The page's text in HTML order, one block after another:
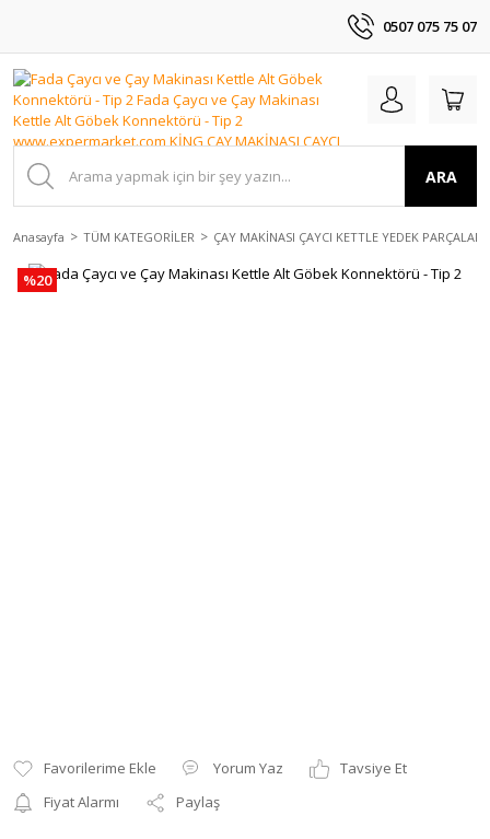
0507 075 75 07
ARA
Anasayfa TÜM KATEGORİLER ÇAY MAKİNASI ÇAYCI KETTLE YEDEK PARÇALAR
%20
Yorum Yaz
Tavsiye Et
Fiyat Alarmı
Paylaş